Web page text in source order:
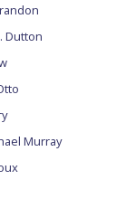
Dutton
Murray